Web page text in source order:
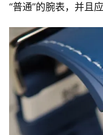
“普通”的腕表，并且